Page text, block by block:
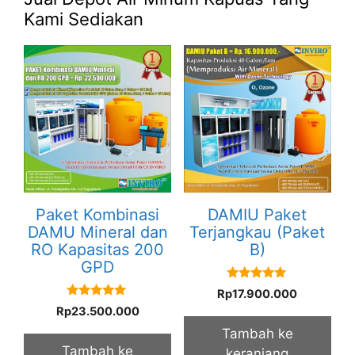
Kami Sediakan
Paket Kombinasi
DAMU Mineral dan
RO Kapasitas 200
GPD
5.00
out of 5
Rp23.500.000
Tambah ke
DAMIU Paket
Terjangkau (Paket
B)
5.00
out of 5
Rp17.900.000
Tambah ke